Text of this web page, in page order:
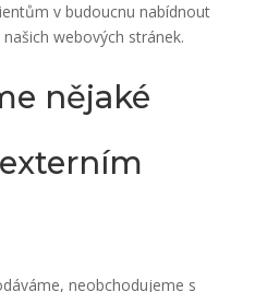
v budoucnu nabídnout
webových stránek.
nějaké
neobchodujeme s